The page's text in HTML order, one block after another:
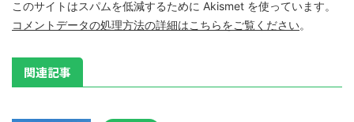
このサイトはスパムを低減するために Akismet を使っています。
コメントデータの処理方法の詳細はこちらをご覧ください。
関連記事